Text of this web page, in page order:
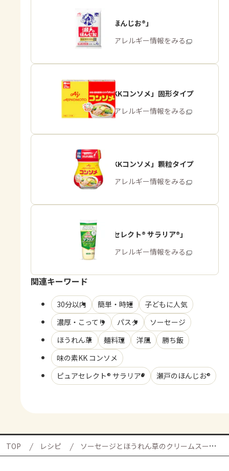
「瀬戸のほんじお®」
商品・アレルギー情報をみる
「味の素KKコンソメ」固形タイプ
商品・アレルギー情報をみる
「味の素KKコンソメ」顆粒タイプ
商品・アレルギー情報をみる
「ピュアセレクト® サラリア®」
商品・アレルギー情報をみる
関連キーワード
30分以内 簡単・時短
子どもに人気
濃厚・こってり
パスタ
ソーセージ
ほうれん草
麺料理 洋風
勝ち飯
味の素KK コンソメ
ピュアセレクト® サラリア®
瀬戸のほんじお®
TOP レシピ ソーセージとほうれん草のクリームスープパスタの献立